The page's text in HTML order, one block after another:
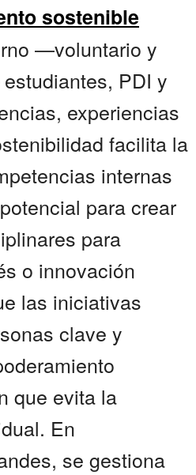
sostenible
—voluntario y
PDI y
experiencias
facilita la
internas
para crear
para
o innovación
las iniciativas
clave y
que evita la
En
se gestiona